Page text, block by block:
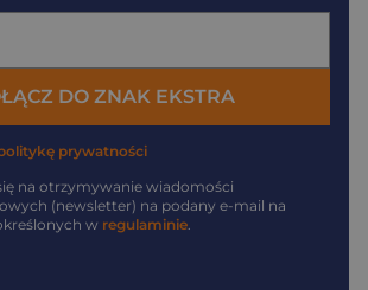
DO ZNAK EKSTRA
prywatności
na otrzymywanie wiadomości
(newsletter) na podany e-mail na
w regulaminie